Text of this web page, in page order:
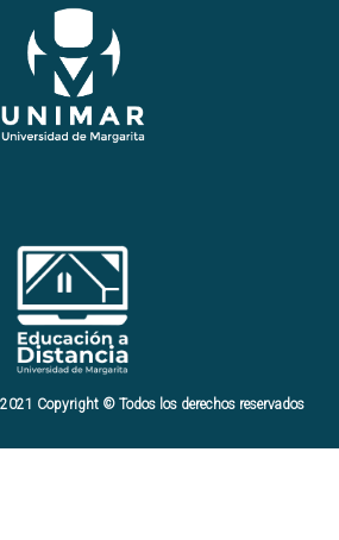
Copyright © Todos los derechos reservados